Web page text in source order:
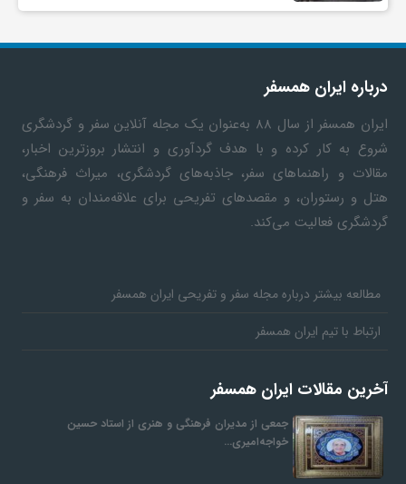
درباره ایران همسفر
ایران همسفر
از سال ۸۸ به‎‌عنوان یک مجله آنلاین سفر و گردشگری
شروع به کار کرده و با هدف گردآوری و انتشار بروزترین اخبار،
مقالات و راهنماهای سفر، جاذبه‌های گردشگری، میراث فرهنگی،
هتل و رستوران، و مقصدهای تفریحی برای علاقه‌مندان به سفر و
گردشگری فعالیت می‌کند.
مطالعه بیشتر درباره مجله سفر و تفریحی ایران همسفر
ارتباط با تیم ایران همسفر
آخرین مقالات ایران همسفر
جمعی از مدیران فرهنگی و هنری از استاد حسین
خواجه‌امیری…